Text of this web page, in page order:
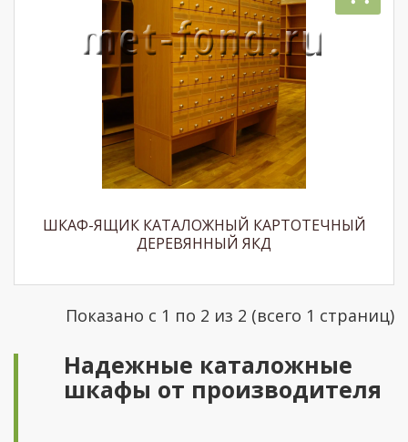
ШКАФ-ЯЩИК КАТАЛОЖНЫЙ КАРТОТЕЧНЫЙ
ДЕРЕВЯННЫЙ ЯКД
Показано с 1 по 2 из 2 (всего 1 страниц)
Надежные каталожные
шкафы от производителя